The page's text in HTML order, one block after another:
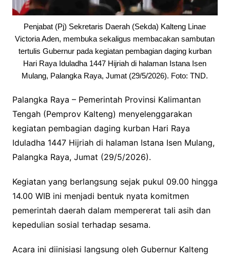
Penjabat (Pj) Sekretaris Daerah (Sekda) Kalteng Linae
Victoria Aden, membuka sekaligus membacakan sambutan
tertulis Gubernur pada kegiatan pembagian daging kurban
Hari Raya Iduladha 1447 Hijriah di halaman Istana Isen
Mulang, Palangka Raya, Jumat (29/5/2026). Foto: TND.
Palangka Raya – Pemerintah Provinsi Kalimantan
Tengah (Pemprov Kalteng) menyelenggarakan
kegiatan pembagian daging kurban Hari Raya
Iduladha 1447 Hijriah di halaman Istana Isen Mulang,
Palangka Raya, Jumat (29/5/2026).
Kegiatan yang berlangsung sejak pukul 09.00 hingga
14.00 WIB ini menjadi bentuk nyata komitmen
pemerintah daerah dalam mempererat tali asih dan
kepedulian sosial terhadap sesama.
Acara ini diinisiasi langsung oleh Gubernur Kalteng